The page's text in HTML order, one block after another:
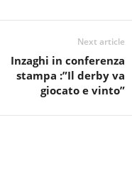
Next article
Inzaghi in conferenza
stampa :”Il derby va
giocato e vinto”